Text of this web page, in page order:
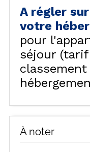
A régler
votre
pour
séjour
À noter